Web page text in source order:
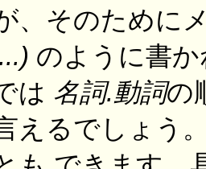
、そのために
のように書
は 名詞.動詞の
えるでしょう